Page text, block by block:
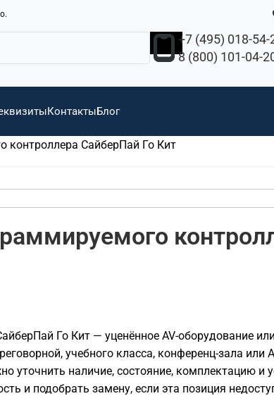
+7 (495) 018-54-
8 (800) 101-04-
КонтактыБлог
контроллера СайберПай Го Кит
Го Кит — уценённое AV-оборудование
учебного класса, конференц-зала или
уточнить наличие, состояние, комплектацию и
и подобрать замену, если эта позиция